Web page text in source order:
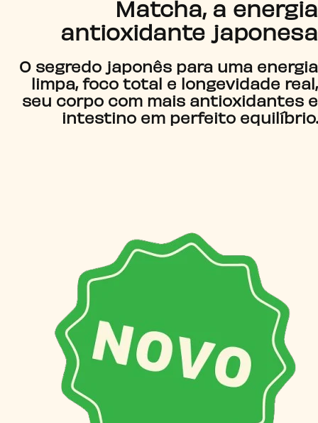
Matcha, a energia
antioxidante japonesa
O segredo japonês para uma energia
limpa, foco total e longevidade real,
seu corpo com mais antioxidantes e
intestino em perfeito equilíbrio.